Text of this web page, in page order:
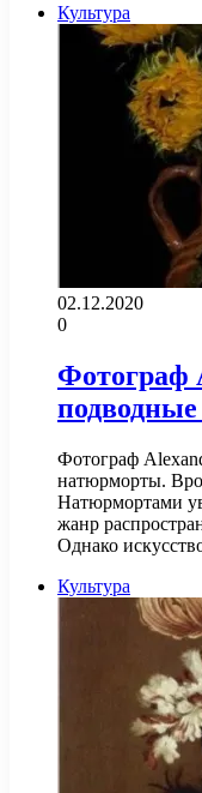
Культура
02.12.2020
0
Фотограф
Фотограф
натюрморты.
Натюрмортами
жанр
Однако
Культура